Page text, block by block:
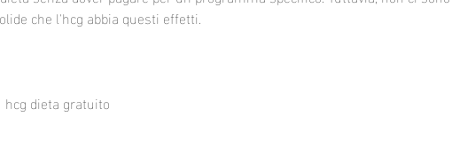
che l'hcg abbia questi effetti.
dieta gratuito